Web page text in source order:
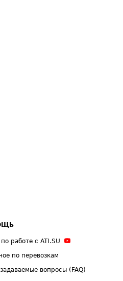
работе с ATI.SU
по перевозкам
вопросы (FAQ)